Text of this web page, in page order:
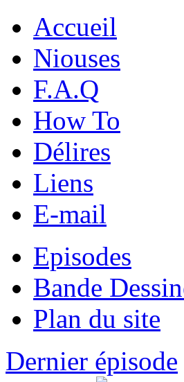
Accueil
Niouses
F.A.Q
How To
Délires
Liens
E-mail
Episodes
Bande
Plan du site
Dernier épisode